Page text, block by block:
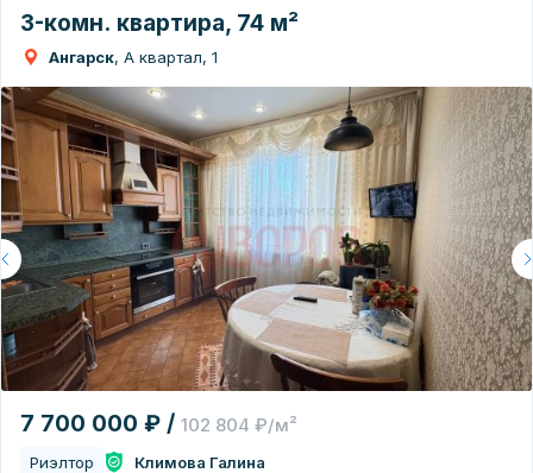
3-комн. квартира, 74 м²
Ангарск, А квартал, 1
7 700 000 ₽ / 102 804 ₽/м²
Риэлтор Климова Галина